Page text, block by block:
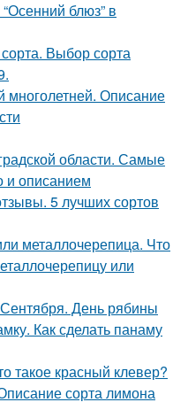
блюз” в
Выбор сорта
многолетней. Описание
области. Самые
и описанием
5 лучших сортов
металлочерепица. Что
или
День рябины
Как сделать панаму
такое красный клевер?
сорта лимона